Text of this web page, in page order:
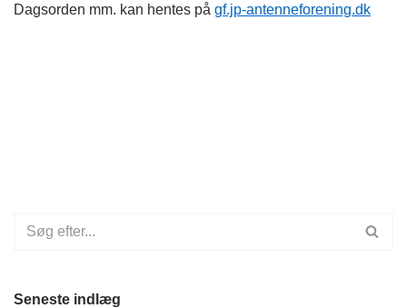
Dagsorden mm. kan hentes på gf.jp-antenneforening.dk
Seneste indlæg